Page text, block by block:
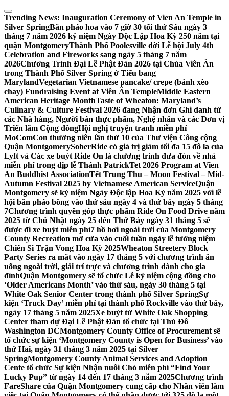
Skip
to
content
Trending News: Inauguration Ceremony of Vien An Temple in
Silver SpringBắn pháo hoa vào 7 giờ 30 tối thứ Sáu ngày 3
tháng 7 năm 2026 kỷ niệm Ngày Độc Lập Hoa Kỳ 250 năm tại
quận MontgomeryThành Phố Poolesville dời Lễ hội July 4th
Celebration and Fireworks sang ngày 5 tháng 7 năm
2026Chương Trình Đại Lễ Phật Đản 2026 tại Chùa Viên Ân
trong Thành Phố Silver Spring ở Tiểu bang
MarylandVegetarian Vietnamese pancake/ crepe (bánh xèo
chay) Fundraising Event at Viên Ân TempleMiddle Eastern
American Heritage MonthTaste of Wheaton: Maryland’s
Culinary & Culture Festival 2026 đang Nhận đơn Ghi danh từ
các Nhà hàng, Người bán thực phẩm, Nghệ nhân và các Đơn vị
Triển lãm Cộng đồngHội nghị truyện tranh miễn phí
MoComCon thường niên lần thứ 10 của Thư viện Công cộng
Quận MontgomerySoberRide có giá trị giảm tối đa 15 đô la của
Lyft và Các xe buýt Ride On là chương trình đưa đón về nhà
miễn phí trong dịp lễ Thánh PatrickTet 2026 Program at Vien
An Buddhist AssociationTết Trung Thu – Moon Festival – Mid-
Autumn Festival 2025 by Vietnamese American ServiceQuận
Montgomery sẽ kỷ niệm Ngày Độc lập Hoa Kỳ năm 2025 với lễ
hội bắn pháo bông vào thứ sáu ngày 4 và thứ bảy ngày 5 tháng
7Chương trình quyên góp thực phẩm Ride On Food Drive năm
2025 từ Chủ Nhật ngày 25 đến Thứ Bảy ngày 31 tháng 5 sẽ
được đi xe buýt miễn phí7 hồ bơi ngoài trời của Montgomery
County Recreation mở cửa vào cuối tuần ngày lễ tưởng niệm
Chiến Sĩ Trận Vong Hoa Kỳ 2025Wheaton Streetery Block
Party Series ra mắt vào ngày 17 tháng 5 với chương trình ăn
uống ngoài trời, giải trí trực và chương trình dành cho gia
đìnhQuận Montgomery sẽ tổ chức Lễ kỷ niệm cộng đồng cho
‘Older Americans Month’ vào thứ sáu, ngày 30 tháng 5 tại
White Oak Senior Center trong thành phố Silver SpringSự
kiện ‘Truck Day’ miễn phí tại thành phố Rockville vào thứ bảy,
ngày 17 tháng 5 năm 2025Xe buýt từ White Oak Shopping
Center tham dự Đại Lễ Phật Đản tổ chức tại Thủ Đô
Washington DCMontgomery County Office of Procurement sẽ
tổ chức sự kiện ‘Montgomery County is Open for Business’ vào
thứ Hai, ngày 31 tháng 3 năm 2025 tại Silver
SpringMontgomery County Animal Services and Adoption
Cente tổ chức Sự kiện Nhận nuôi Chó miễn phí “Find Your
Lucky Pup” từ ngày 14 đến 17 tháng 3 năm 2025Chương trình
FareShare của Quận Montgomery cung cấp cho Nhân viên làm